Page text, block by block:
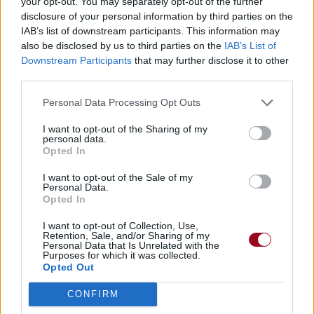
disclosure of your personal information by third parties on the
IAB’s list of downstream participants. This information may
also be disclosed by us to third parties on the IAB’s List of
Downstream Participants that may further disclose it to other
Personal Data Processing Opt Outs
I want to opt-out of the Sharing of my
personal data.
Opted In
I want to opt-out of the Sale of my
Personal Data.
Opted In
I want to opt-out of Collection, Use,
Retention, Sale, and/or Sharing of my
Personal Data that Is Unrelated with the
Purposes for which it was collected.
Opted Out
CONFIRM